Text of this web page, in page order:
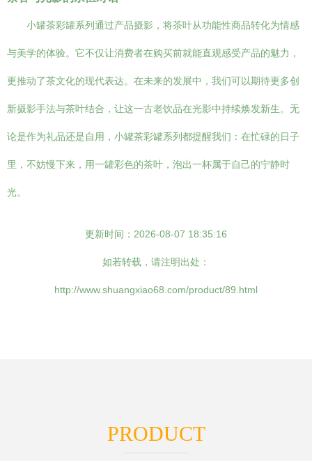
小罐茶彩罐系列通过产品摄影，将茶叶从功能性商品转化为情感
与美学的体验。它不仅让消费者在购买前就能直观感受产品的魅力，
更推动了茶文化的现代表达。在未来的发展中，我们可以期待更多创
新摄影手法与茶叶结合，让这一古老饮品在光影中持续焕发新生。无
论是作为礼品还是自用，小罐茶彩罐系列都提醒我们：在忙碌的日子
里，不妨慢下来，用一罐彩色的茶叶，泡出一杯属于自己的宁静时
光。
更新时间：2026-08-07 18:35:16
如若转载，请注明出处：
http://www.shuangxiao68.com/product/89.html
PRODUCT